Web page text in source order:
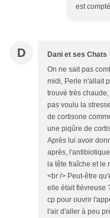
est
D Dani et ses Chats
On ne sait pas
midi, Perle n'allait
trouvé très
pas voulu la
de cortisone
une piqûre de
Après lui avoir
après,
la tête fraîche et le
<br /> Peut-être
elle était fiévreuse
cp pour ouvrir
l'air d'aller à peu